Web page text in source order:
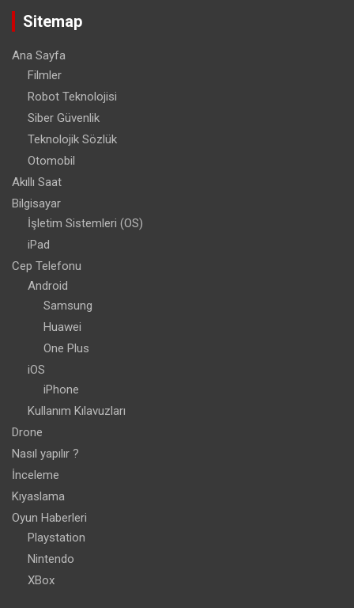
Sitemap
Ana Sayfa
Filmler
Robot Teknolojisi
Siber Güvenlik
Teknolojik Sözlük
Otomobil
Akıllı Saat
Bilgisayar
İşletim Sistemleri (OS)
iPad
Cep Telefonu
Android
Samsung
Huawei
One Plus
iOS
iPhone
Kullanım Kılavuzları
Drone
Nasıl yapılır ?
İnceleme
Kıyaslama
Oyun Haberleri
Playstation
Nintendo
XBox